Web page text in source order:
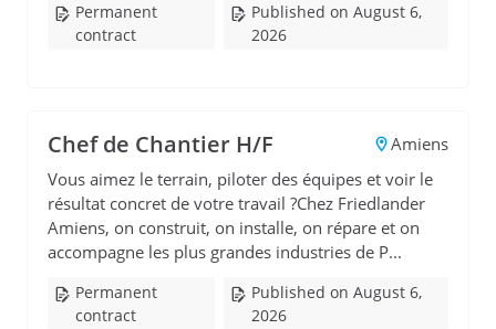
Permanent
contract
Published on August 6,
2026
Chef de Chantier H/F
Amiens
Vous aimez le terrain, piloter des équipes et voir le
résultat concret de votre travail ?Chez Friedlander
Amiens, on construit, on installe, on répare et on
accompagne les plus grandes industries de P...
Permanent
contract
Published on August 6,
2026